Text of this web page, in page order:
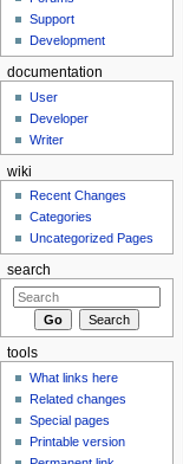
Support
Development
documentation
User
Developer
Writer
wiki
Recent Changes
Categories
Uncategorized Pages
search
tools
What links here
Related changes
Special pages
Printable version